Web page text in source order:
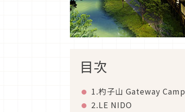
目次
1.杓子山 Gateway Camp
2.LE NIDO